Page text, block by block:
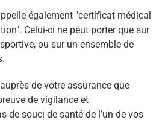
également "certificat médical
Celui-ci ne peut porter que sur
ou sur un ensemble de
de votre assurance que
de vigilance et
de souci de santé de l’un de vos